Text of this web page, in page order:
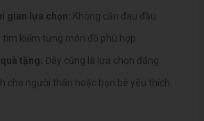
gian lựa chọn:
Không cần đau đầu
kiếm từng món đồ phù hợp.
tặng: Đây cũng là lựa chọn đáng
cho người thân hoặc bạn bè yêu thích